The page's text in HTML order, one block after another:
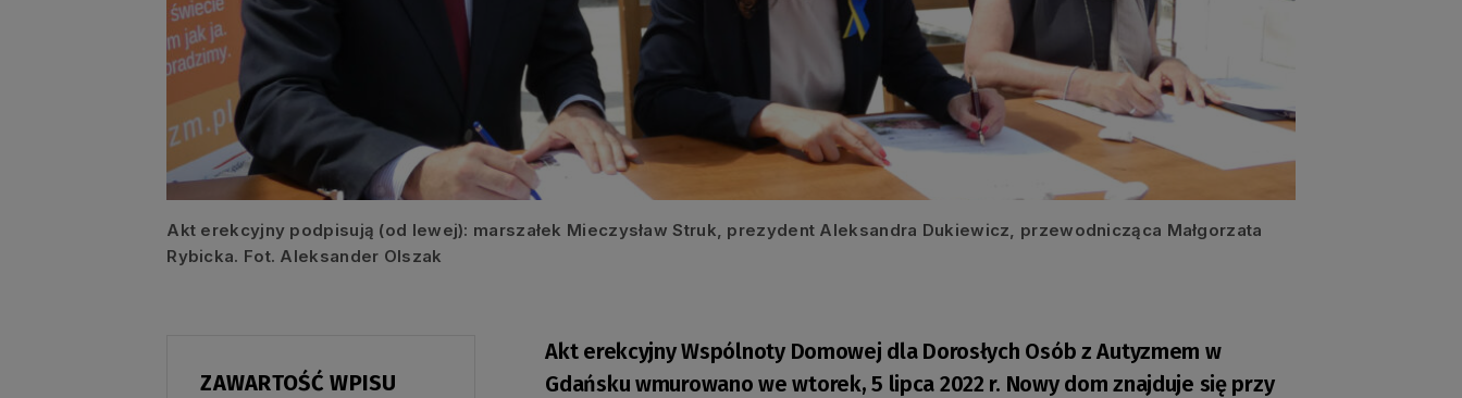
Akt erekcyjny podpisują (od lewej): marszałek Mieczysław Struk, prezydent Aleksandra Dukiewicz, przewodnicząca Małgorzata
Rybicka. Fot. Aleksander Olszak
ZAWARTOŚĆ WPISU
Akt erekcyjny Wspólnoty Domowej dla Dorosłych Osób z Autyzmem w
Gdańsku wmurowano we wtorek, 5 lipca 2022 r. Nowy dom znajduje się przy